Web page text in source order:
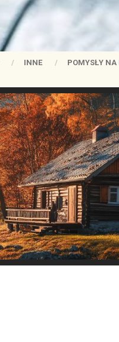
INNE POMYSŁY NA